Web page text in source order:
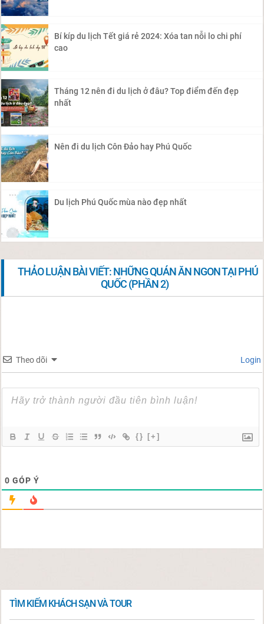
Bí kíp du lịch Tết giá rẻ 2024: Xóa tan nỗi lo chi phí
cao
Tháng 12 nên đi du lịch ở đâu? Top điểm đến đẹp
nhất
Nên đi du lịch Côn Đảo hay Phú Quốc
Du lịch Phú Quốc mùa nào đẹp nhất
THẢO LUẬN BÀI VIẾT: NHỮNG QUÁN ĂN NGON TẠI PHÚ
QUỐC (PHẦN 2)
Theo dõi Login
{} [+]
0 GÓP Ý
TÌM KIẾM KHÁCH SẠN VÀ TOUR